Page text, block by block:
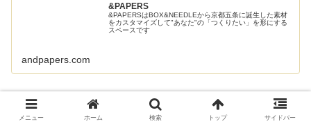
&PAPERS
&PAPERSはBOX&NEEDLEから京都五条に誕生した素材
をカスタマイズして"あなた"の「つくりたい」を形にする
スペースです
andpapers.com
これらを組み合わせることで、ただのカラーボックスを並
べるだけでも立派な部屋を作り上げることができます！
メニュー ホーム 検索 トップ サイドバー